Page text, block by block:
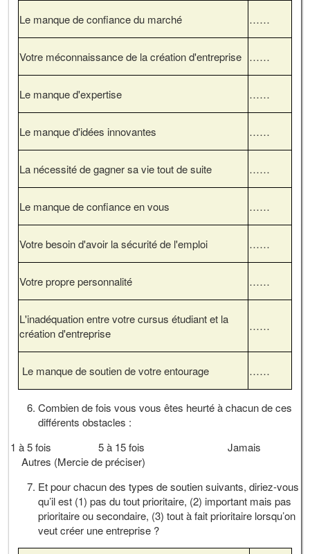
Le manque de confiance du marché ……
Votre méconnaissance de la création d'entreprise ……
Le manque d'expertise ……
Le manque d'idées innovantes ……
La nécessité de gagner sa vie tout de suite ……
Le manque de confiance en vous ……
Votre besoin d'avoir la sécurité de l'emploi ……
Votre propre personnalité ……
L'inadéquation entre votre cursus étudiant et la
création d'entreprise
……
Le manque de soutien de votre entourage ……
Combien de fois vous vous êtes heurté à chacun de ces
différents obstacles :
1 à 5 fois 5 à 15 fois Jamais
Autres (Mercie de préciser)
Et pour chacun des types de soutien suivants, diriez-vous
qu’il est (1) pas du tout prioritaire, (2) important mais pas
prioritaire ou secondaire, (3) tout à fait prioritaire lorsqu’on
veut créer une entreprise ?